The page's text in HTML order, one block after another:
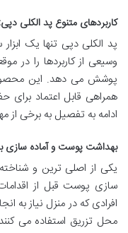
کاربردهای متنوع پد الکلی
پد الکلی دپی تنها یک
وسیعی از کاربردها را در
پوشش می دهد. این محصول
همراهی قابل اعتماد
ادامه به تفصیل به برخی از
بهداشت پوست و آماده سازی
یکی از اصلی ترین و
سازی پوست قبل از
افرادی که در منزل نیاز به
محل تزریق استفاده می